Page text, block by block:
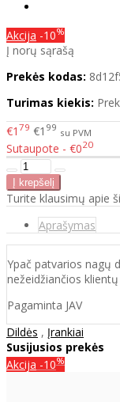
Akcija -10%
Į norų sąrašą
Prekės kodas:
Turimas kiekis:
€1 79 €1 99 su PVM
Sutaupote - €020
Turite klausimų apie
Aprašymas
Ypač patvarios nagų
nežeidžiančios
Pagaminta JAV
Dildės , Įrankiai
Susijusios prekės
Akcija -10%